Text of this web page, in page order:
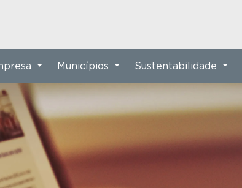
Municípios Sustentabilidade